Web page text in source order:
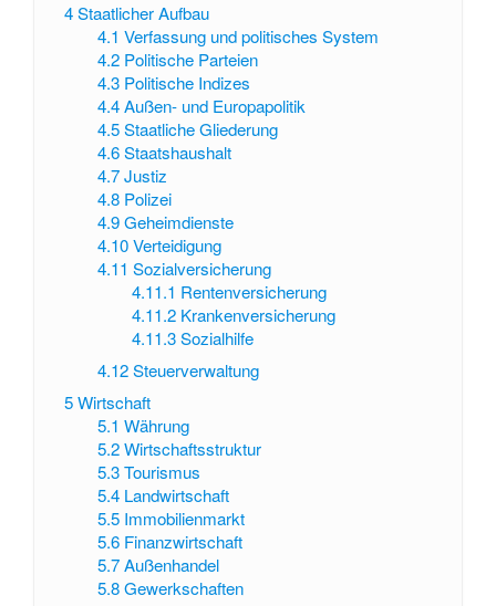
4Staatlicher Aufbau
4.1 Verfassung und politisches System
4.2 Politische Parteien
4.3 Politische Indizes
4.4 Außen- und Europapolitik
4.5 Staatliche Gliederung
4.6 Staatshaushalt
4.7 Justiz
4.8 Polizei
4.9 Geheimdienste
4.10 Verteidigung
4.11 Sozialversicherung
4.11.1 Rentenversicherung
4.11.2 Krankenversicherung
4.11.3 Sozialhilfe
4.12 Steuerverwaltung
5Wirtschaft
5.1 Währung
5.2 Wirtschaftsstruktur
5.3 Tourismus
5.4 Landwirtschaft
5.5 Immobilienmarkt
5.6 Finanzwirtschaft
5.7 Außenhandel
5.8 Gewerkschaften